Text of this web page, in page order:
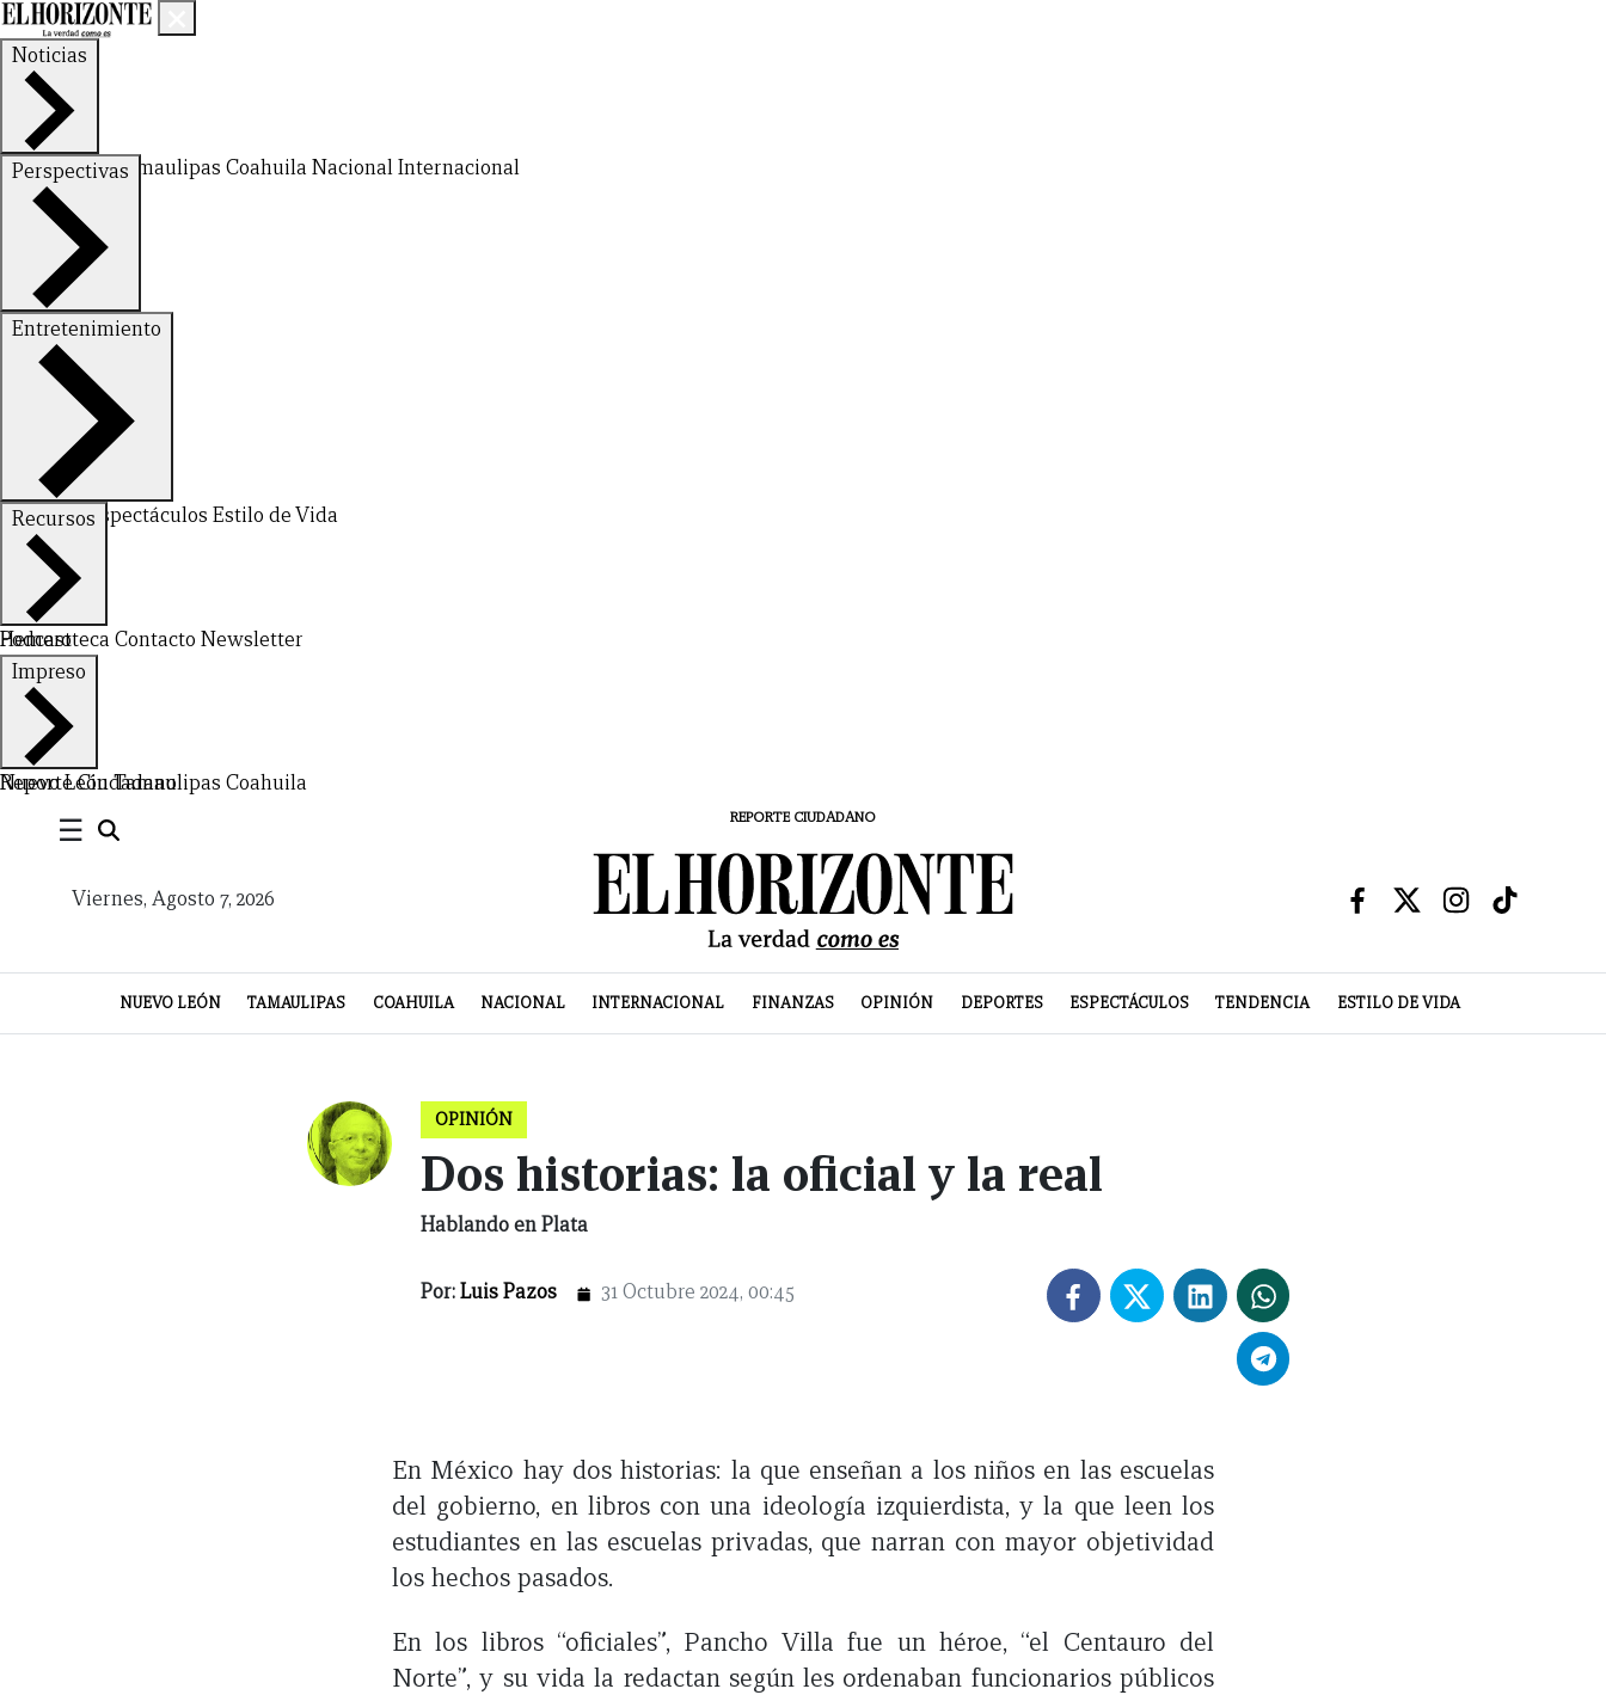
Noticias
Nuevo LeónTamaulipas Coahuila NacionalInternacional
Perspectivas
FinanzasOpinión
Entretenimiento
DeportesEspectáculos Estilo de Vida
Recursos
Hemeroteca Contacto Newsletter
Podcast
Impreso
Nuevo LeónTamaulipas Coahuila
Reporte Ciudadano
☰ REPORTE CIUDADANO
Viernes, Agosto 7, 2026
NUEVO LEÓN TAMAULIPAS COAHUILA NACIONAL INTERNACIONAL FINANZAS OPINIÓN DEPORTES ESPECTÁCULOS TENDENCIA ESTILO DE VIDA
CERRAR
NUEVO
TAMAULIPAS
COAHUILA
NACIONAL
INTERNACIONAL
FINANZAS
OPINIÓN
DEPORTES
ESPECTÁCULOS
TENDENCIA
ESTILO
PODCAST
CONTACTO
NEWSLETTER
HEMEROTECA
SUPLEMENTOS
OPINIÓN
Dos historias: la oficial y la real
Hablando en Plata
Por:Luis Pazos 31 Octubre 2024, 00:45
En México hay dos historias: la que enseñan a los niños en las escuelas
del gobierno, en libros con una ideología izquierdista, y la que leen los
estudiantes en las escuelas privadas, que narran con mayor objetividad
los hechos pasados.
En los libros “oficiales”, Pancho Villa fue un héroe, “el Centauro del
Norte”, y su vida la redactan según les ordenaban funcionarios públicos